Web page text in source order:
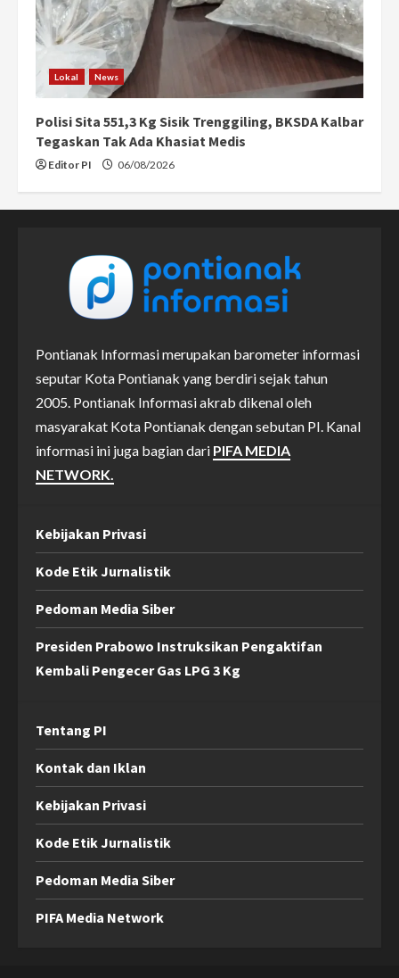
Lokal News
Polisi Sita 551,3 Kg Sisik Trenggiling, BKSDA Kalbar
Tegaskan Tak Ada Khasiat Medis
Editor PI 06/08/2026
Pontianak Informasi merupakan barometer informasi
seputar Kota Pontianak yang berdiri sejak tahun
2005. Pontianak Informasi akrab dikenal oleh
masyarakat Kota Pontianak dengan sebutan PI. Kanal
informasi ini juga bagian dari PIFA MEDIA
NETWORK.
Kebijakan Privasi
Kode Etik Jurnalistik
Pedoman Media Siber
Presiden Prabowo Instruksikan Pengaktifan
Kembali Pengecer Gas LPG 3 Kg
Tentang PI
Kontak dan Iklan
Kebijakan Privasi
Kode Etik Jurnalistik
Pedoman Media Siber
PIFA Media Network